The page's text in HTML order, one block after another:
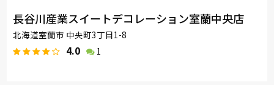
長谷川産業スイートデコレーション室蘭中央店
北海道室蘭市 中央町3丁目1-8
4.0 1